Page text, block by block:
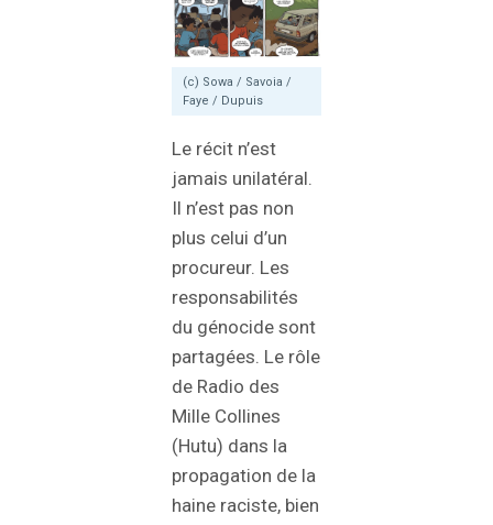
(c) Sowa / Savoia /
Faye / Dupuis
Le récit n’est
jamais unilatéral.
Il n’est pas non
plus celui d’un
procureur. Les
responsabilités
du génocide sont
partagées. Le rôle
de Radio des
Mille Collines
(Hutu) dans la
propagation de la
haine raciste, bien